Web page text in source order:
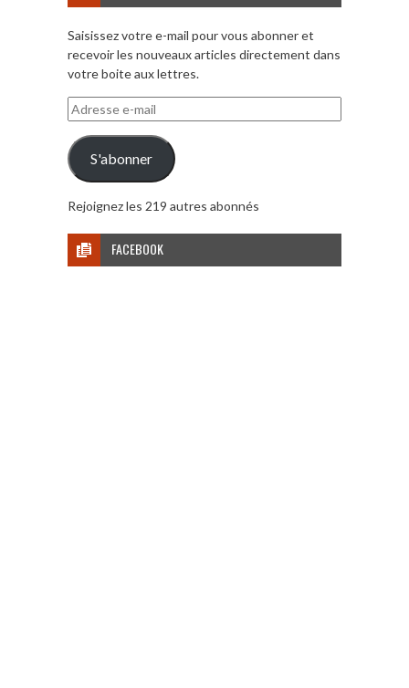
Saisissez votre e-mail pour vous abonner et
recevoir les nouveaux articles directement dans
votre boite aux lettres.
Adresse
e-
mail
S'abonner
Rejoignez les 219 autres abonnés
FACEBOOK